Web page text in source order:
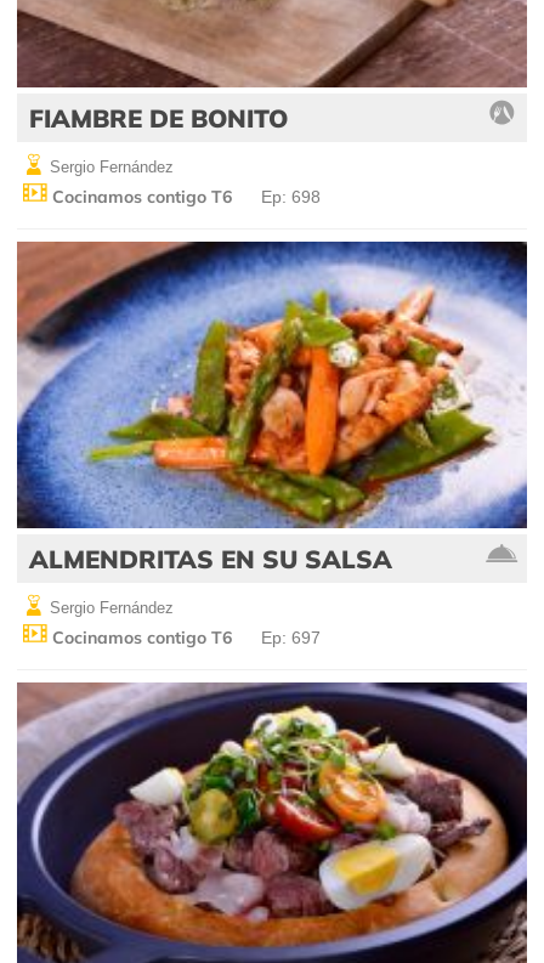
FIAMBRE DE BONITO
Sergio Fernández
Cocinamos contigo T6 Ep: 698
ALMENDRITAS EN SU SALSA
Sergio Fernández
Cocinamos contigo T6 Ep: 697